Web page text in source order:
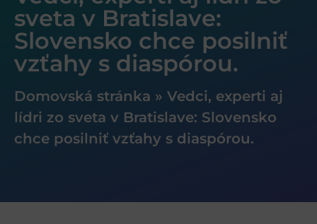
sveta v Bratislave:
Slovensko chce posilniť
vzťahy s diaspórou.
Domovská stránka » Vedci, experti aj
lídri zo sveta v Bratislave: Slovensko
chce posilniť vzťahy s diaspórou.